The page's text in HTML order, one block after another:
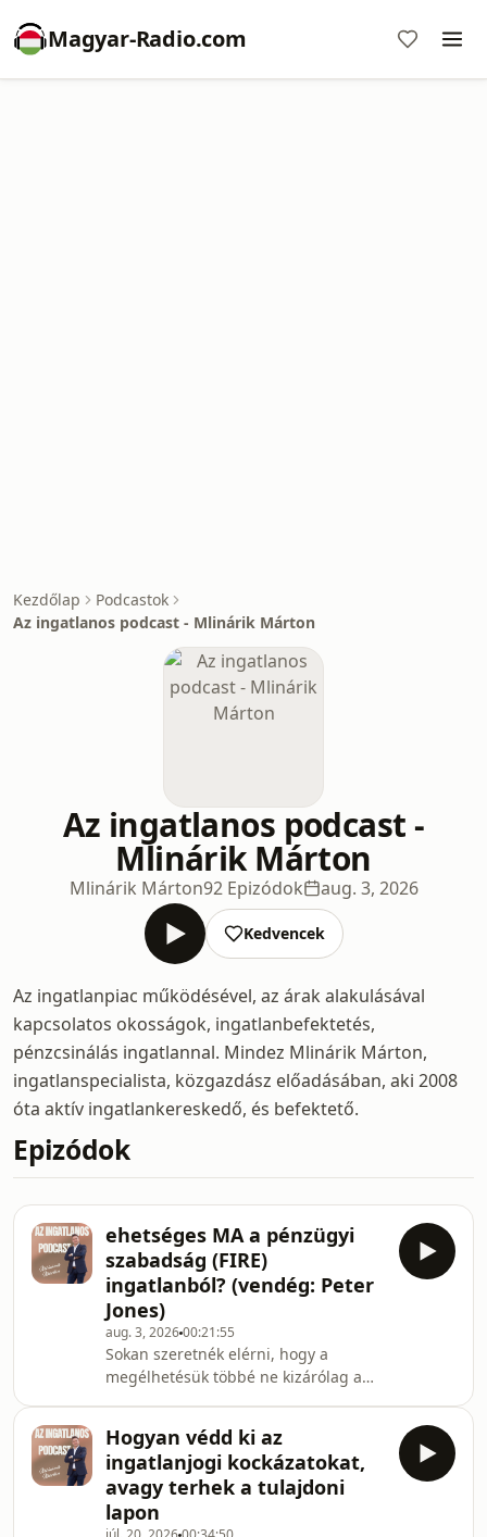
Magyar-Radio.com
Kezdőlap
Podcastok
Az ingatlanos podcast - Mlinárik Márton
Az ingatlanos podcast -
Mlinárik Márton
Mlinárik Márton92 Epizódok aug. 3, 2026
Kedvencek
Az ingatlanpiac működésével, az árak alakulásával
kapcsolatos okosságok, ingatlanbefektetés,
pénzcsinálás ingatlannal. Mindez Mlinárik Márton,
ingatlanspecialista, közgazdász előadásában, aki 2008
óta aktív ingatlankereskedő, és befektető.
Epizódok
ehetséges MA a pénzügyi
szabadság (FIRE)
ingatlanból? (vendég: Peter
Jones)
aug. 3, 202600:21:55
Sokan szeretnék elérni, hogy a
megélhetésük többé ne kizárólag a
szabadság (FIRE)
ingatlanbefektetéssel?Ebben az
epizódban Peter Jones osztja meg
több éves tapasztalatait az
Hogyan védd ki az
ingatlanjogi kockázatokat,
avagy terhek a tulajdoni
lapon